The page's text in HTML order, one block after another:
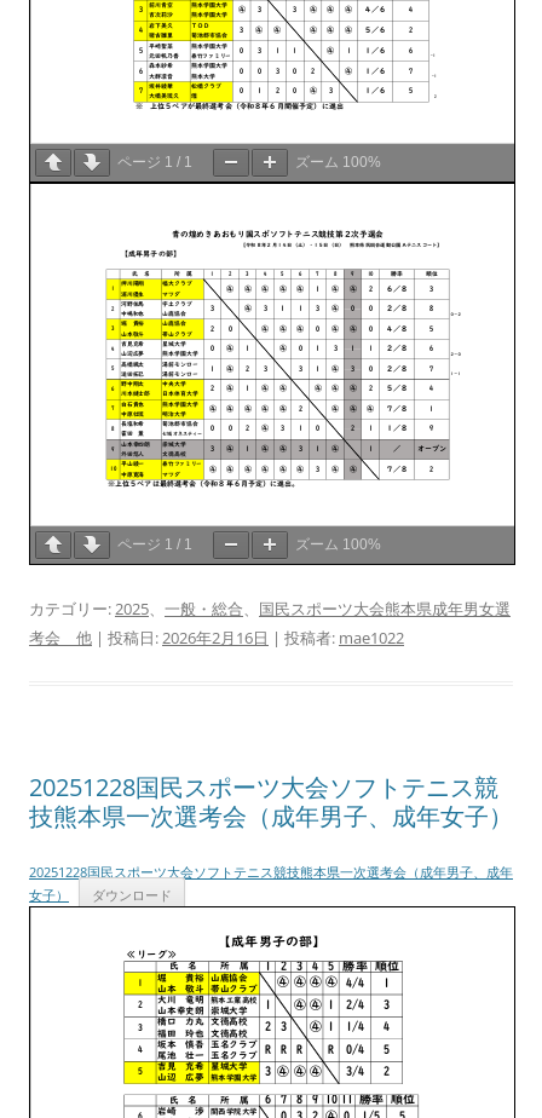
ページ 1 / 1 ズーム 100%
ページ 1 / 1 ズーム 100%
カテゴリー:2025、 一般・総合、 国民スポーツ大会熊本県成年男女選
考会 他 | 投稿日:2026年2月16日 | 投稿者: mae1022
20251228国民スポーツ大会ソフトテニス競
技熊本県一次選考会（成年男子、成年女子）
20251228国民スポーツ大会ソフトテニス競技熊本県一次選考会（成年男子、成年
女子）
ダウンロード